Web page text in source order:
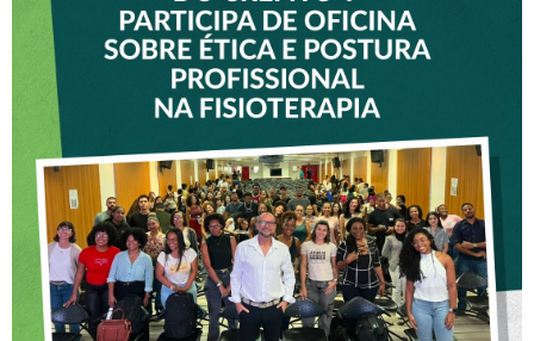
VICE-PRESIDENTE DO
CREFITO-7 PARTICIPA DE
OFICINA SOBRE ÉTICA E
POSTURA PROFISSIONAL
NA FISIOTERAPIA